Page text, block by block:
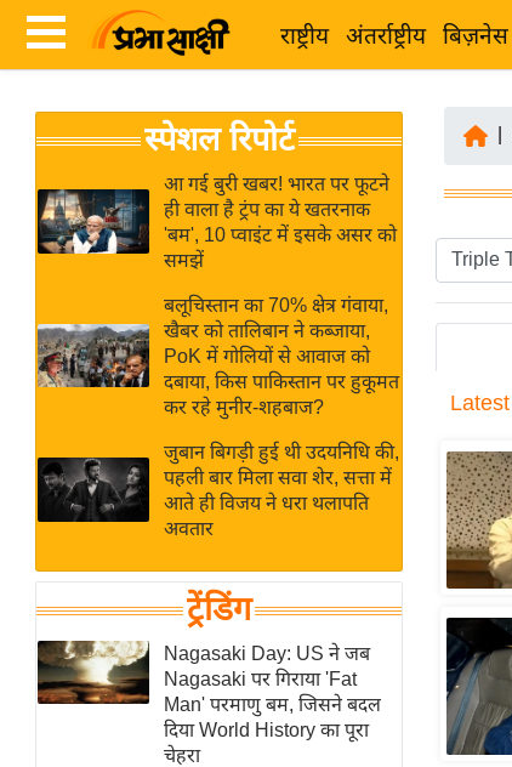
राष्ट्रीय अंतर्राष्ट्रीय बिज़नेस
News
Hindi
Live
News in
Hindi
News
Hindi
Videos
ख
ब
र
अंतर्राष्ट्रीय
बिज़नेस
विशेषज्ञ
राय
खेल
क्रिकेट
IPL
2026
स्पेशल रिपोर्ट
आ गई बुरी खबर! भारत पर फूटने
ही वाला है ट्रंप का ये खतरनाक
'बम', 10 प्वाइंट में इसके असर को
समझें
बलूचिस्तान का 70% क्षेत्र गंवाया,
खैबर को तालिबान ने कब्जाया,
PoK में गोलियों से आवाज को
दबाया, किस पाकिस्तान पर हुकूमत
कर रहे मुनीर-शहबाज?
जुबान बिगड़ी हुई थी उदयनिधि की,
पहली बार मिला सवा शेर, सत्ता में
आते ही विजय ने धरा थलापति
अवतार
ट्रेंडिंग
Nagasaki Day: US ने जब
Nagasaki पर गिराया 'Fat
Man' परमाणु बम, जिसने बदल
दिया World History का पूरा
चेहरा
Latest